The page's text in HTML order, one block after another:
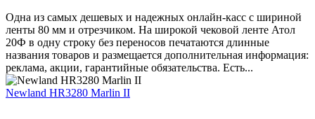
Одна из самых дешевых и надежных онлайн-касс с шириной
ленты 80 мм и отрезчиком. На широкой чековой ленте Атол
20Ф в одну строку без переносов печатаются длинные
названия товаров и размещается дополнительная информация:
реклама, акции, гарантийные обязательства. Есть...
Newland HR3280 Marlin II